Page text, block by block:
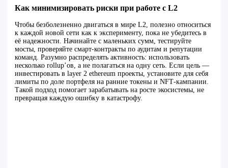
Как минимизировать риски при работе с L2
Чтобы безболезненно двигаться в мире L2, полезно относиться
к каждой новой сети как к эксперименту, пока не убедитесь в
её надежности. Начинайте с маленьких сумм, тестируйте
мосты, проверяйте смарт‑контракты по аудитам и репутации
команд. Разумно распределять активность: использовать
несколько rollup’ов, а не полагаться на одну сеть. Если цель —
инвестировать в layer 2 ethereum проекты, установите для себя
лимиты по доле портфеля на ранние токены и NFT‑кампании.
Такой подход помогает зарабатывать на росте экосистемы, не
превращая каждую ошибку в катастрофу.